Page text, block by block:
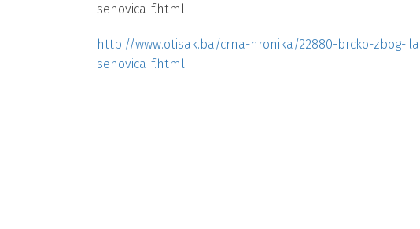
sehovica-f.html
http://www.otisak.ba/crna-hronika/22880-brcko-zbog-
sehovica-f.html